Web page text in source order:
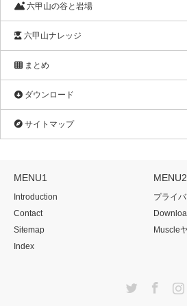
六甲山の谷と岩場
六甲山ナレッジ
まとめ
ダウンロード
サイトマップ
MENU1
Introduction
Contact
Sitemap
Index
MENU2
プライ
Muscle